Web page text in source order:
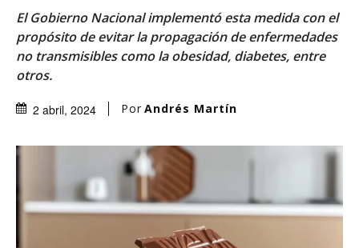
El Gobierno Nacional implementó esta medida con el
propósito de evitar la propagación de enfermedades
no transmisibles como la obesidad, diabetes, entre
otros.
2 abril, 2024 Por Andrés Martín